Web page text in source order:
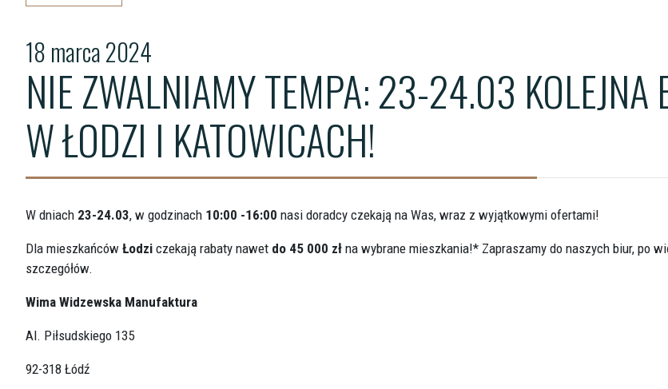
NIE ZWALNIAMY TEMPA: 23-24.03 KOLEJNA
W ŁODZI I KATOWICACH!
18 marca 2024
W dniach 23-24.03, w godzinach 10:00 -16:00 nasi doradcy czekają na Was, wraz z wyjątkowymi ofertami!
Dla mieszkańców Łodzi czekają rabaty nawet do 45 000 zł na wybrane mieszkania!* Zapraszamy do naszych biur, po
szczegółów.
Wima Widzewska Manufaktura
Al. Piłsudskiego 135
92-318 Łódź